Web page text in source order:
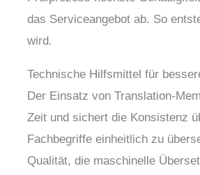
das Serviceangebot ab. So
wird.
Technische Hilfsmittel für
Der Einsatz von Translation-
Zeit und sichert die Konsistenz
Fachbegriffe einheitlich zu
Qualität, die maschinelle